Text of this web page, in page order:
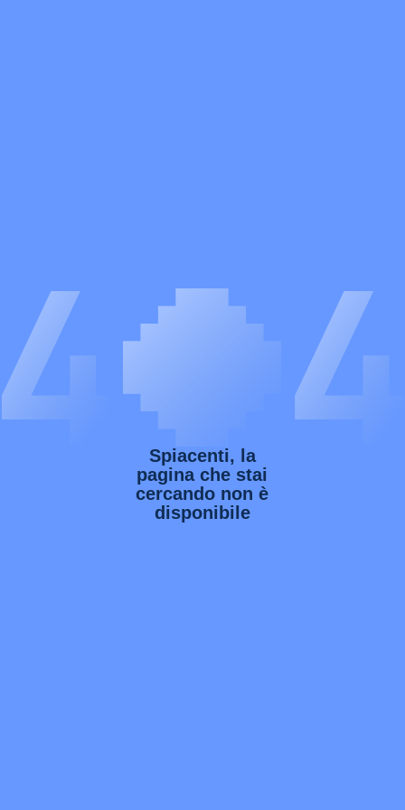
Spiacenti, la
pagina che stai
cercando non è
disponibile